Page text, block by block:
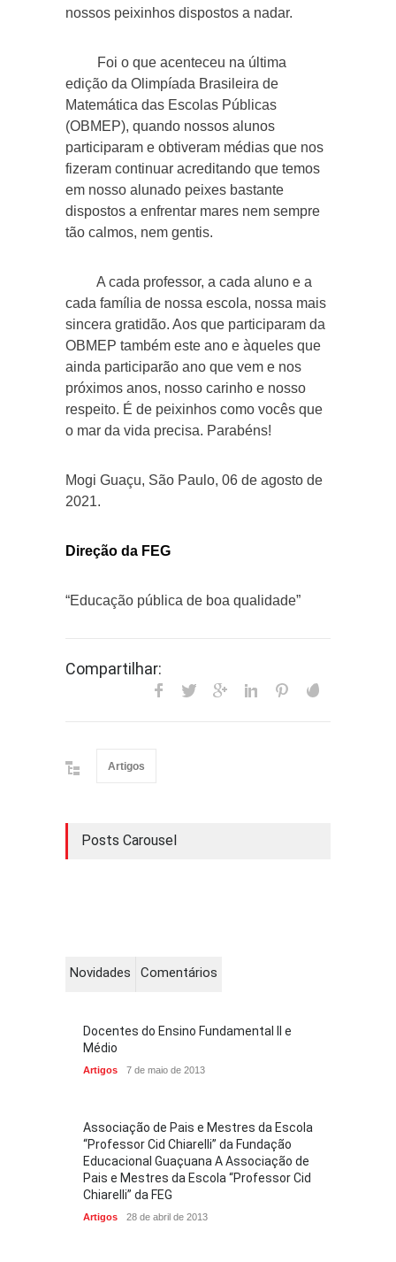
nossos peixinhos dispostos a nadar.
Foi o que acenteceu na última
edição da Olimpíada Brasileira de
Matemática das Escolas Públicas
(OBMEP), quando nossos alunos
participaram e obtiveram médias que nos
fizeram continuar acreditando que temos
em nosso alunado peixes bastante
dispostos a enfrentar mares nem sempre
tão calmos, nem gentis.
A cada professor, a cada aluno e a
cada família de nossa escola, nossa mais
sincera gratidão. Aos que participaram da
OBMEP também este ano e àqueles que
ainda participarão ano que vem e nos
próximos anos, nosso carinho e nosso
respeito. É de peixinhos como vocês que
o mar da vida precisa. Parabéns!
Mogi Guaçu, São Paulo, 06 de agosto de
2021.
Direção da FEG
“Educação pública de boa qualidade”
Compartilhar:
Artigos
Posts Carousel
Novidades Comentários
Docentes do Ensino Fundamental II e
Médio
Artigos 7 de maio de 2013
Associação de Pais e Mestres da Escola
“Professor Cid Chiarelli” da Fundação
Educacional Guaçuana A Associação de
Pais e Mestres da Escola “Professor Cid
Chiarelli” da FEG
Artigos 28 de abril de 2013